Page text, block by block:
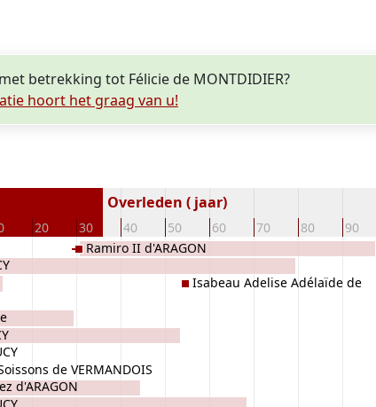
betrekking tot Félicie de MONTDIDIER?
hoort het graag van u!
20 30 40 50 60 70 80 90
Overleden ( jaar)
de VERMANDOIS
d'ARAGON
Ramiro II d'ARAGON
Isabeau Adelise Adélaïde de